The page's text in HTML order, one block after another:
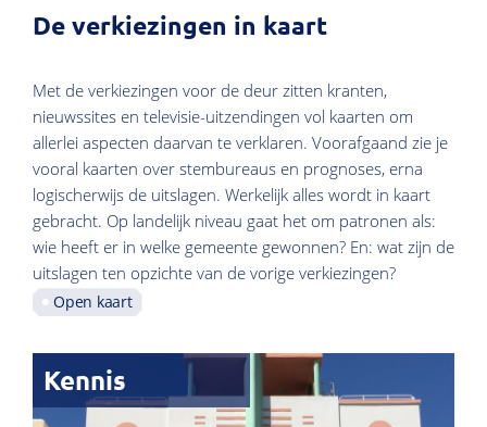
De verkiezingen in kaart
Met de verkiezingen voor de deur zitten kranten,
nieuwssites en televisie-uitzendingen vol kaarten om
allerlei aspecten daarvan te verklaren. Voorafgaand zie je
vooral kaarten over stembureaus en prognoses, erna
logischerwijs de uitslagen. Werkelijk alles wordt in kaart
gebracht. Op landelijk niveau gaat het om patronen als:
wie heeft er in welke gemeente gewonnen? En: wat zijn de
uitslagen ten opzichte van de vorige verkiezingen?
Open kaart
Kennis